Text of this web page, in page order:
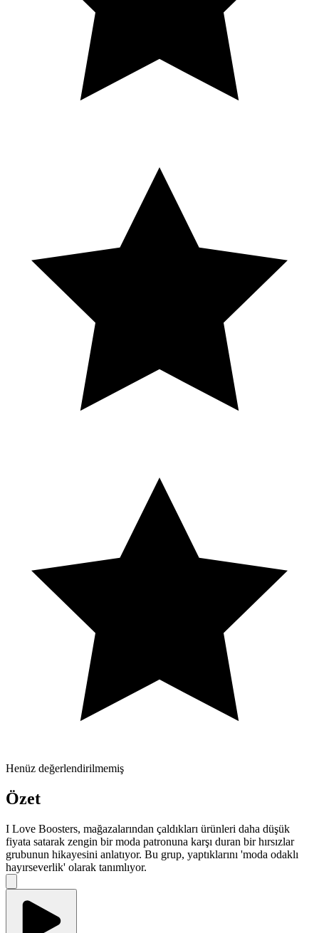
Henüz değerlendirilmemiş
Özet
I Love Boosters, mağazalarından çaldıkları ürünleri daha düşük
fiyata satarak zengin bir moda patronuna karşı duran bir hırsızlar
grubunun hikayesini anlatıyor. Bu grup, yaptıklarını 'moda odaklı
hayırseverlik' olarak tanımlıyor.